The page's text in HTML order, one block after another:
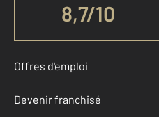
8,7/10
Offres d'emploi
Devenir franchisé